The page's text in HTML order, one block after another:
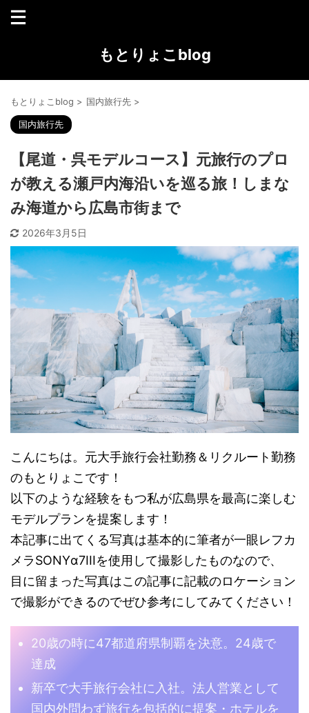
もとりょこblog
もとりょこblog > 国内旅行先 >
国内旅行先
【尾道・呉モデルコース】元旅行のプロ
が教える瀬戸内海沿いを巡る旅！しまな
み海道から広島市街まで
2026年3月5日
こんにちは。元大手旅行会社勤務＆リクルート勤務
のもとりょこです！
以下のような経験をもつ私が広島県を最高に楽しむ
モデルプランを提案します！
本記事に出てくる写真は基本的に筆者が一眼レフカ
メラSONYα7IIIを使用して撮影したものなので、
目に留まった写真はこの記事に記載のロケーション
で撮影ができるのでぜひ参考にしてみてください！
20歳の時に47都道府県制覇を決意。24歳で
達成
新卒で大手旅行会社に入社。法人営業として
国内外問わず旅行を包括的に提案・ホテルを